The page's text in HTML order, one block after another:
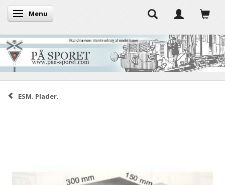
Skifte navigation
Menu
ESM. Plader.